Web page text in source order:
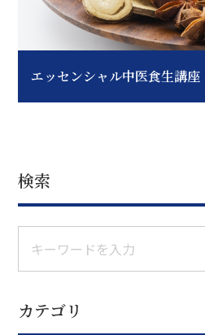
エッセンシャル中医食生講座
検索
カテゴリ